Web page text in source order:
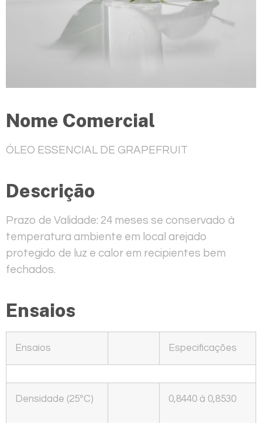
Nome Comercial
ÓLEO ESSENCIAL DE GRAPEFRUIT
Descrição
Prazo de Validade: 24 meses se conservado à
temperatura ambiente em local arejado
protegido de luz e calor em recipientes bem
fechados.
Ensaios
Ensaios Especificações
Densidade (25ºC) 0,8440 à 0,8530